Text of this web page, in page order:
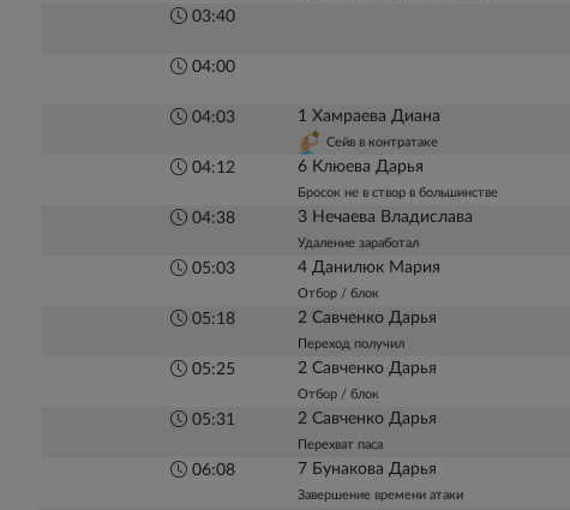
03:40
04:00
04:03 1 Хамраева Диана
Сейв в контратаке
04:12 6 Клюева Дарья
Бросок не в створ в большинстве
04:38 3 Нечаева Владислава
Удаление заработал
05:03 4 Данилюк Мария
Отбор / блок
05:18 2 Савченко Дарья
Переход получил
05:25 2 Савченко Дарья
Отбор / блок
05:31 2 Савченко Дарья
Перехват паса
06:08 7 Бунакова Дарья
Завершение времени атаки